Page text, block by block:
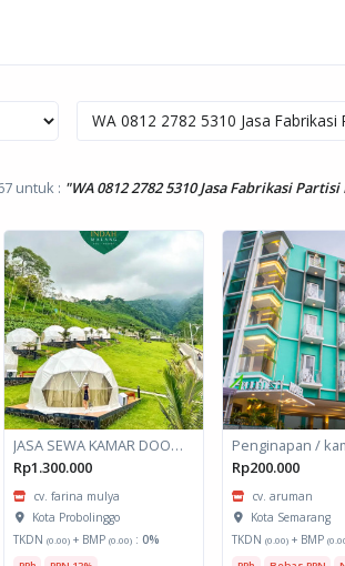
untuk : "WA 0812 2782 5310 Jasa Fabrikasi
JASA SEWA KAMAR DOOM / GLAMPING kapasitas 6 orang
Rp1.300.000
cv. farina mulya
Kota Probolinggo
TKDN (0.00)+ BMP (0.00): 0%
Penginapan /
Rp200.000
cv. aruman
Kota Semarang
TKDN(0.00) + BMP